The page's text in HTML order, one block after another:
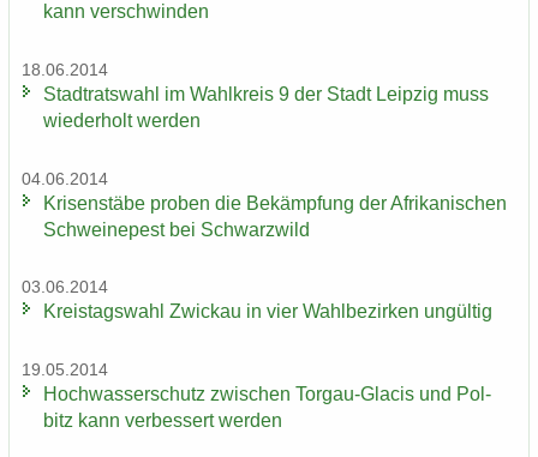
kann ver­schwin­den
18.06.2014
Stadt­rats­wahl im Wahl­kreis 9 der Stadt Leip­zig muss
wie­der­holt wer­den
04.06.2014
Kri­sen­stä­be pro­ben die Be­kämp­fung der Afri­ka­ni­schen
Schwei­ne­pest bei Schwarz­wild
03.06.2014
Kreis­tags­wahl Zwi­ckau in vier Wahl­be­zir­ken un­gül­tig
19.05.2014
Hoch­was­ser­schutz zwi­schen Torgau-​Glacis und Pol­
bitz kann ver­bes­sert wer­den